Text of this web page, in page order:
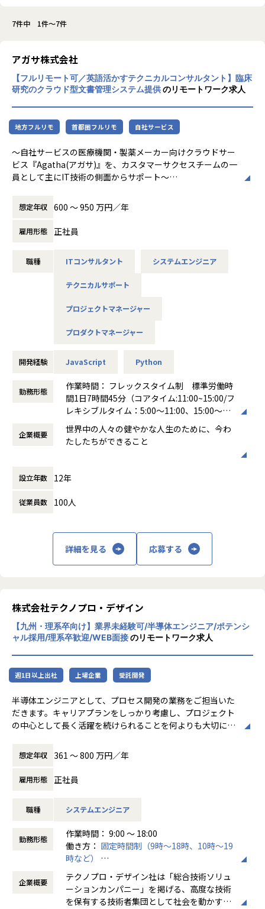
7件中 1件～7件
アガサ株式会社
【フルリモート可／英語活かすテクニカルコンサルタント】臨床
研究のクラウド型文書管理システム提供のリモートワーク求人
地方フルリモ 首都圏フルリモ 自社サービス
～自社サービスの医療機関・製薬メーカー向けクラウドサー
ビス『Agatha(アガサ)』を、カスタマーサクセスチームの一
員として主にIT技術の側面からサポート～
■募集背景
弊社では、医療・医薬品の臨床開発市場でのDXを推進してい
ます。
今後の事業拡大を加速するために、自社SaaSとIT技術領域の
お客様への課題を解決を支援するテクニカルコンサルタント
自社サービスの医療機関・製薬メーカー向けクラウドサービ
として主にIT技術の側面からサポートする業務です。
のベースとなるサービスをもとに、お客様の業務要件に合わ
サービスを導入する際に、お客様とのコミュニケーションを
通じアジャイル型でシステム仕様の検討から設定（一部Java
Scriptによる簡単なコーディング含む）、テストまで担当し
ていただきます。
中核となるサービス開発を行うチームの拠点が海外にあり、
◆テクニカルコンサルタントとして、サービス導入プロジェ
・業務要件に合わせたシステム仕様の検討、設計、設定変更
・テスト仕様書の作成、設定変更後テストの実施
・データ移行時のフォーマット変換、データクレンジングな
どの開発業務
など
■入社後イメージ
2~3ヶ月を目途に対顧客に対するコンサルテーションや導入
プロジェクトをペアを組んで担当。
変更の範囲：会社の定める業務
想定年収 600 〜 950 万円／年
雇用形態 正社員
職種 ITコンサルタント システムエンジニア
テクニカルサポート
プロジェクトマネージャー
プロダクトマネージャー
開発経験 JavaScript Python
勤務形態
作業時間： フレックスタイム制 標準労働時
間1日7時間45分（コアタイム:11:00~15:00/フ
レキシブルタイム：5:00〜11:00、15:00〜22:
00）
働き方：フレックス制（コアタイムあり）
時間外労働の有無： 有（月平均20時間）
企業概要
世界中の人々の健やかな人生のために、今わ
たしたちができること
善することで、一日も早く患者さんに新薬を
ョンとする私たち。
業界に提供しています。
すでに国内利用ユーザー15,000名を突破し、
海外でも8カ国に展開し、将来的な海外比率
また、設立当初よりフルリモート勤務を推奨
し、全国各地でメンバーが活躍しています。
設立年数 12年
従業員数 100人
詳細を見る 応募する
株式会社テクノプロ・デザイン
【九州・理系卒向け】業界未経験可/半導体エンジニア/ポテンシ
ャル採用/理系卒歓迎/WEB面接のリモートワーク求人
週1日以上出社 上場企業 受託開発
半導体エンジニアとして、プロセス開発の業務をご担当いた
だきます。キャリアプランをしっかり考慮し、プロジェクト
の中心として長く活躍を続けられることを何よりも大切にし
この先ますますニーズが高まる半導体プロセス開発の幅広い
フィールドで、エンジニアとして生産プロセスの出発点から
ゴールまで携われるポジションになります。
・製品開発のための表面加工の条件設定業務
・プロセス開発に伴う装置の手順書作成と評価業務
【業務の変更の範囲】
会社の定める業務
想定年収 361 〜 800 万円／年
雇用形態 正社員
職種 システムエンジニア
勤務形態
作業時間： 9:00 ～ 18:00
働き方： 固定時間制（9時～18時、10時～19
時など）
時間外労働の有無： 有（月平均20時間）
休憩時間： 60分
企業概要
テクノプロ・デザイン社は「総合技術ソリュ
ーションカンパニー」を掲げる、高度な技術
を保有する技術者集団として社会を動かすこ